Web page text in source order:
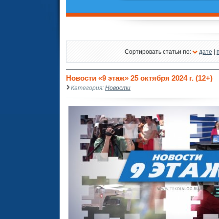
Сортировать статьи по: дате |
Новости «9 этаж» 25 октября 2024 г. (12+)
Категория: Новости